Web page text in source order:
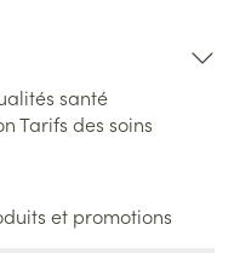
santé
Tarifs des soins
et promotions